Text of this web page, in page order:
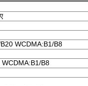
WCDMA:B1/B8
WCDMA:B1/B8